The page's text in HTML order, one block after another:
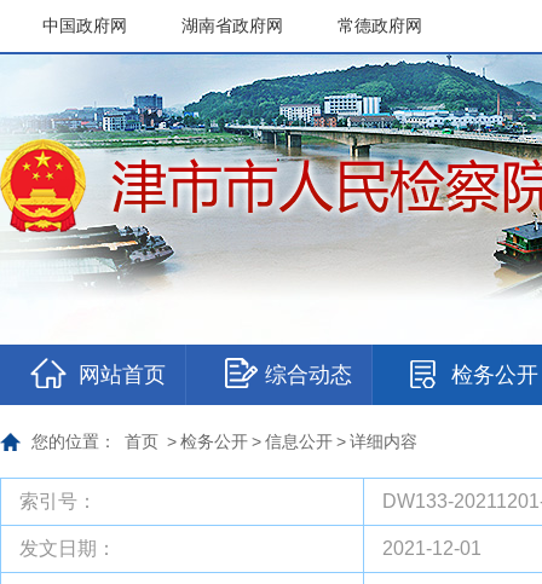
中国政府网 湖南省政府网 常德政府网
网站首页 综合动态 检务公开
您的位置： 首页 >检务公开>信息公开>详细内容
索引号： DW133-
发文日期： 2021-12-01